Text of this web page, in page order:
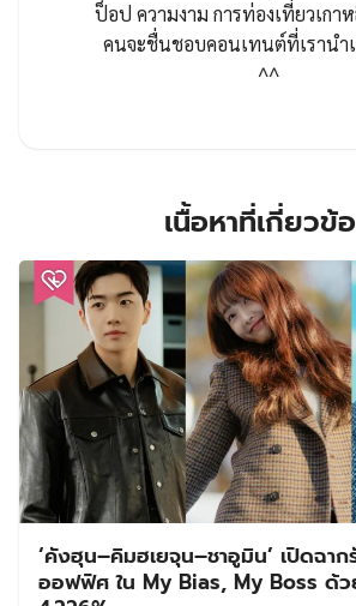
ป็อป ความงาม การท่องเที่ยวเกา
คนจะชื่นชอบคอนเทนต์ที่เรานำ
^^
เนื้อหาที่เกี่ยวข้
‘คังฮุน–คิมฮเยจุน–ชาอูมิน’ เปิดฉา
ออฟฟิศ ใน My Bias, My Boss ด้ว